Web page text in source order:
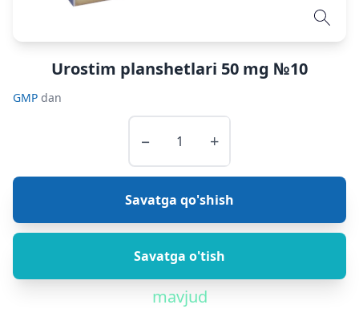
Urostim planshetlari 50 mg №10
GMP dan
− +
Savatga qo'shish
Savatga o'tish
mavjud